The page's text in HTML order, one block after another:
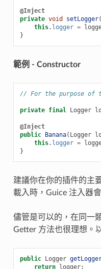
@Inject
private void setLogger(
this. logger =
}
範例 - Constructor
// For the purpose of
private final Logger
@Inject
public
Banana( Logger
this. logger =
}
建議你在你的插件的主
載入時，Guice 注入器
儘管是可以的，在同一
Getter 方法也很理想。
public Logger
return
logger;